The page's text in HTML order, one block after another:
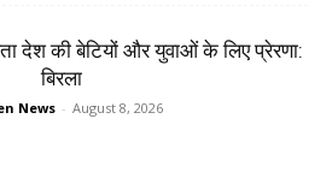
देश की बेटियों और युवाओं के लिए प्रेरणा:
बिरला
News - August 8, 2026